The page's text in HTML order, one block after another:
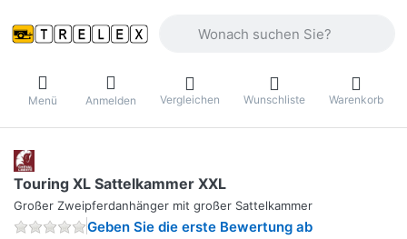
Menü Anmelden Vergleichen Wunschliste Warenkorb
Touring XL Sattelkammer XXL
Großer Zweipferdanhänger mit großer Sattelkammer
Geben Sie die erste Bewertung ab